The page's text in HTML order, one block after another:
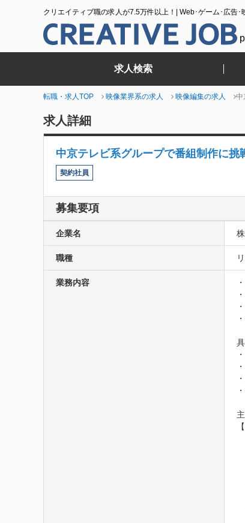
クリエイティブ職の求人が7.5万件以上！| Web･ゲーム･広告･
求人検索
転職・求人TOP 映像業界系の求人 映像編集の求人 中
求人詳細
中京テレビ系グループで番組制作に
契約社員
募集要項
企業名
職種
業務内容